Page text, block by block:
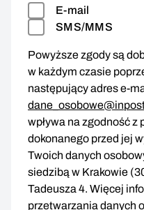
E-mail
SMS/MMS
Powyższe zgody są
w każdym czasie
następujący adres e-
wpływa na zgodność
dokonanego przed jej
Twoich danych
siedzibą w Krakowie
Tadeusza 4. Więcej
przetwarzania danych